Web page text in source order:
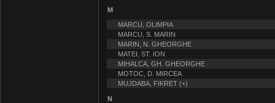
M
MARCU, OLIMPIA
MARCU, S. MARIN
MARIN, N. GHEORGHE
MATEI, ST. ION
MIHALCA, GH. GHEORGHE
MOTOC, D. MIRCEA
MUJDABA, FIKRET (+)
N